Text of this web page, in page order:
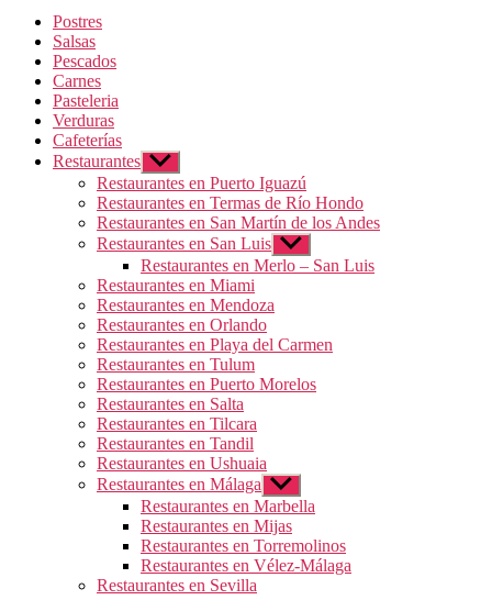
Postres
Salsas
Pescados
Carnes
Pasteleria
Verduras
Cafeterías
Restaurantes Mostrar
el
submenú
Restaurantes en Puerto Iguazú
Restaurantes en Termas de Río Hondo
Restaurantes en San Martín de los Andes
Restaurantes en San Luis Mostrar
el
submenú
Restaurantes en Merlo – San Luis
Restaurantes en Miami
Restaurantes en Mendoza
Restaurantes en Orlando
Restaurantes en Playa del Carmen
Restaurantes en Tulum
Restaurantes en Puerto Morelos
Restaurantes en Salta
Restaurantes en Tilcara
Restaurantes en Tandil
Restaurantes en Ushuaia
Restaurantes en Málaga Mostrar
el
submenú
Restaurantes en Marbella
Restaurantes en Mijas
Restaurantes en Torremolinos
Restaurantes en Vélez-Málaga
Restaurantes en Sevilla